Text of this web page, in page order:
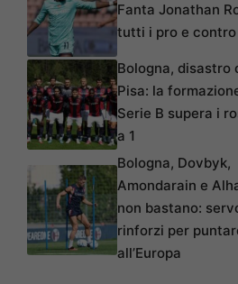
Fanta Jonathan
tutti i pro e contro
Bologna, disastro
Pisa: la
Serie B supera i
a 1
Bologna, Dovbyk,
Amondarain e
non bastano:
rinforzi per
all’Europa